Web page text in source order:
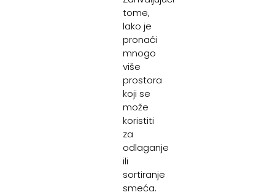
tome,
lako je
pronaći
mnogo
više
prostora
koji se
može
koristiti
za
odlaganje
ili
sortiranje
smeća.